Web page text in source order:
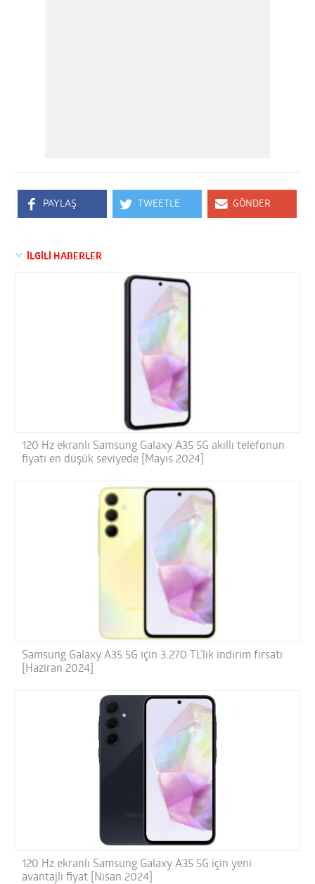
PAYLAŞ TWEETLE GÖNDER
İLGİLİ HABERLER
120 Hz ekranlı Samsung Galaxy A35 5G akıllı telefonun
fiyatı en düşük seviyede [Mayıs 2024]
Samsung Galaxy A35 5G için 3.270 TL’lik indirim fırsatı
[Haziran 2024]
120 Hz ekranlı Samsung Galaxy A35 5G için yeni
avantajlı fiyat [Nisan 2024]